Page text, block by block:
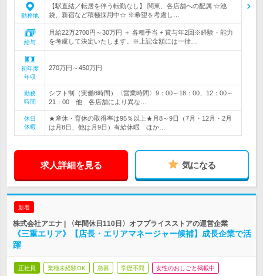
勤務地
【駅直結／転居を伴う転勤なし】 関東、各店舗への配属 ☆池
袋、新宿など積極採用中☆ ※希望を考慮し…
給与
月給22万2700円～30万円 ＋ 各種手当 + 賞与年2回※経験・能力
を考慮して決定いたします。※上記金額には一律…
初年度
年収
270万円～450万円
勤務
時間
シフト制（実働8時間）〈営業時間〉9：00～18：00、12：00～
21：00 他 各店舗により異な…
休日
休暇
★産休・育休の取得率は95％以上★月8～9日（7月・12月・2月
は月8日、他は月9日）有給休暇 ほか…
求人詳細を見る 気になる
新着
株式会社アエナ | 〈年間休日110日〉オフプライスストアの運営企業
《三重エリア》【店長・エリアマネージャー候補】成長企業で活
躍
正社員 業種未経験OK 急募 学歴不問 女性のおしごと掲載中